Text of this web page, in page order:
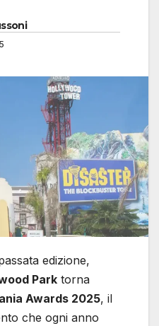
edizione,
Park torna
Awards 2025, il
che ogni anno